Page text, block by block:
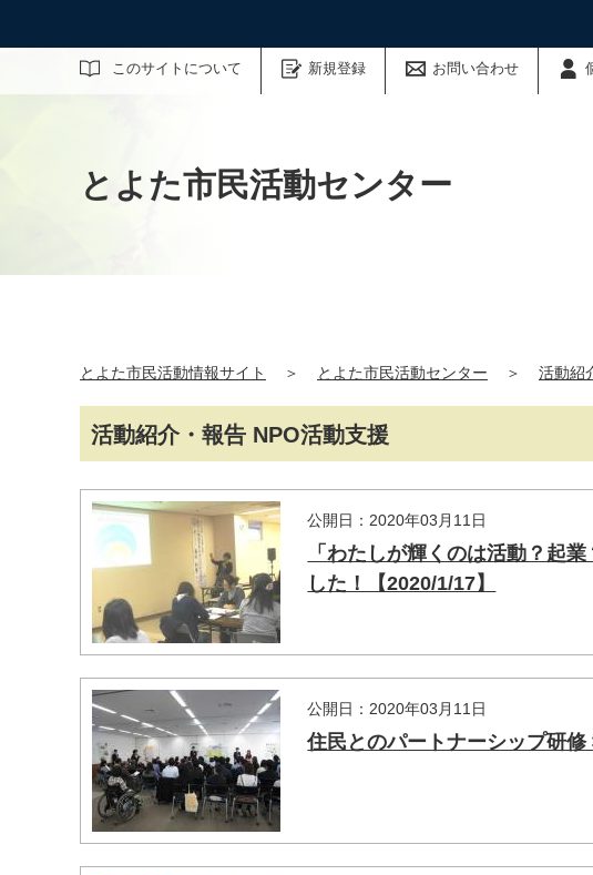
このサイトについて 新規登録 お問い合わせ
サイト内検索
とよた市民活動センター
とよた市民活動情報サイト ＞ とよた市民活動センター ＞ 活動紹
活動紹介・報告 NPO活動支援
公開日：2020年03月11日
「わたしが輝くのは活動？起
した！【2020/1/17】
公開日：2020年03月11日
住民とのパートナーシップ研修